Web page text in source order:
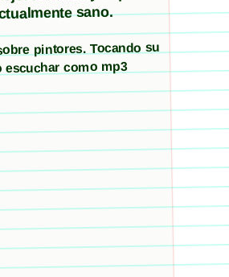
sano.
pintores. Tocando su
como mp3